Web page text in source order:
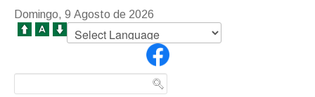
Domingo, 9 Agosto de 2026